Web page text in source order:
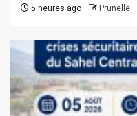
5 heures ago Prunelle